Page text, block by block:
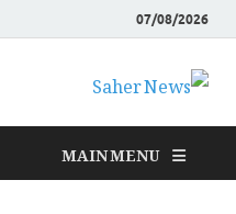
07/08/2026
MAIN MENU